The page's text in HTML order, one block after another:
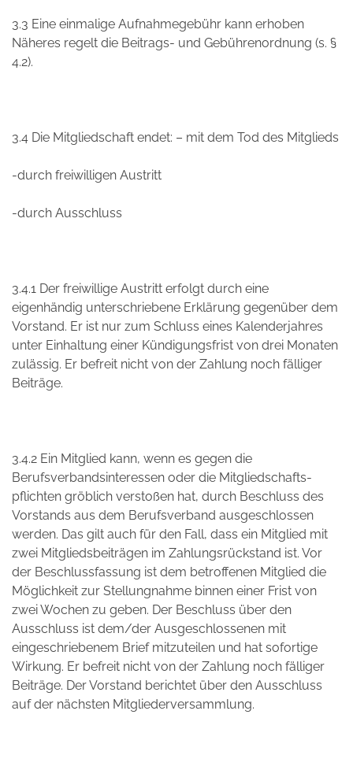
3.3 Eine einmalige Aufnahmegebühr kann erhoben
Näheres regelt die Beitrags- und Gebührenordnung (s. §
4.2).
3.4 Die Mitgliedschaft endet: – mit dem Tod des Mitglieds
-durch freiwilligen Austritt
-durch Ausschluss
3.4.1 Der freiwillige Austritt erfolgt durch eine
eigenhändig unterschriebene Erklärung gegenüber dem
Vorstand. Er ist nur zum Schluss eines Kalenderjahres
unter Einhaltung einer Kündigungsfrist von drei Monaten
zulässig. Er befreit nicht von der Zahlung noch fälliger
Beiträge.
3.4.2 Ein Mitglied kann, wenn es gegen die
Berufsverbandsinteressen oder die Mitgliedschafts-
pflichten gröblich verstoßen hat, durch Beschluss des
Vorstands aus dem Berufsverband ausgeschlossen
werden. Das gilt auch für den Fall, dass ein Mitglied mit
zwei Mitgliedsbeiträgen im Zahlungsrückstand ist. Vor
der Beschlussfassung ist dem betroffenen Mitglied die
Möglichkeit zur Stellungnahme binnen einer Frist von
zwei Wochen zu geben. Der Beschluss über den
Ausschluss ist dem/der Ausgeschlossenen mit
eingeschriebenem Brief mitzuteilen und hat sofortige
Wirkung. Er befreit nicht von der Zahlung noch fälliger
Beiträge. Der Vorstand berichtet über den Ausschluss
auf der nächsten Mitgliederversammlung.